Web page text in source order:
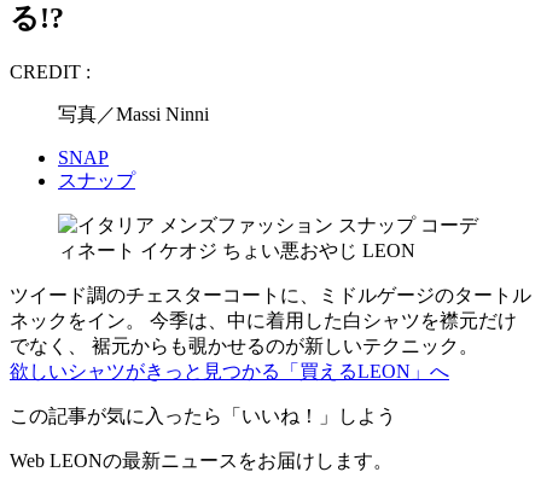
る!?
CREDIT :
写真／Massi Ninni
SNAP
スナップ
ツイード調のチェスターコートに、ミドルゲージのタートル
ネックをイン。 今季は、中に着用した白シャツを襟元だけ
でなく、 裾元からも覗かせるのが新しいテクニック。
欲しいシャツがきっと見つかる「買えるLEON」へ
この記事が気に入ったら「いいね！」しよう
Web LEONの最新ニュースをお届けします。